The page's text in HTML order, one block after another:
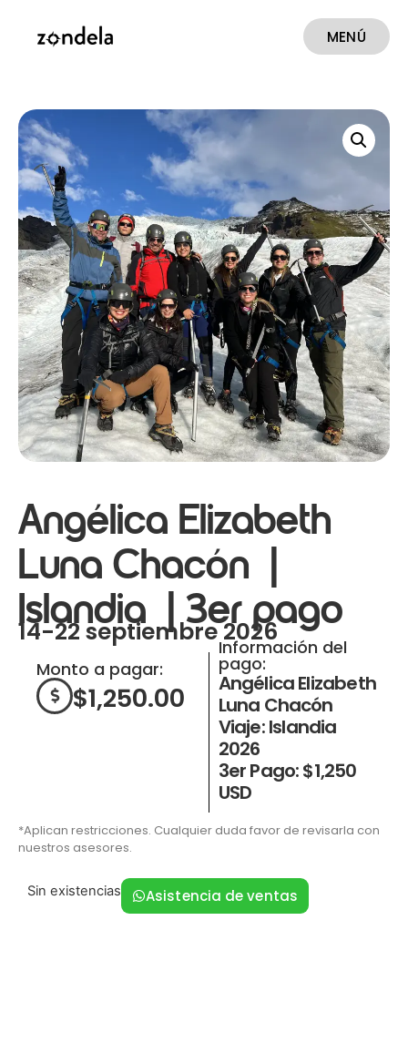
MENÚ
Angélica Elizabeth
Luna Chacón |
Islandia | 3er pago
14-22 septiembre 2026
Monto a pagar:
$1,250.00
Información del
pago:
Angélica Elizabeth
Luna Chacón
Viaje: Islandia
2026
3er Pago: $1,250
USD
*Aplican restricciones. Cualquier duda favor de revisarla con
nuestros asesores.
Sin existencias Asistencia de ventas